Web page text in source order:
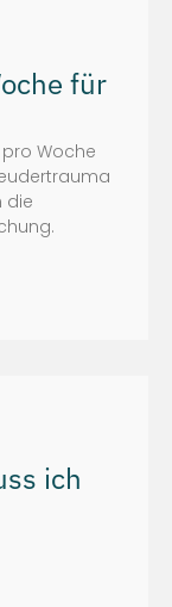
für
Woche
die
ich